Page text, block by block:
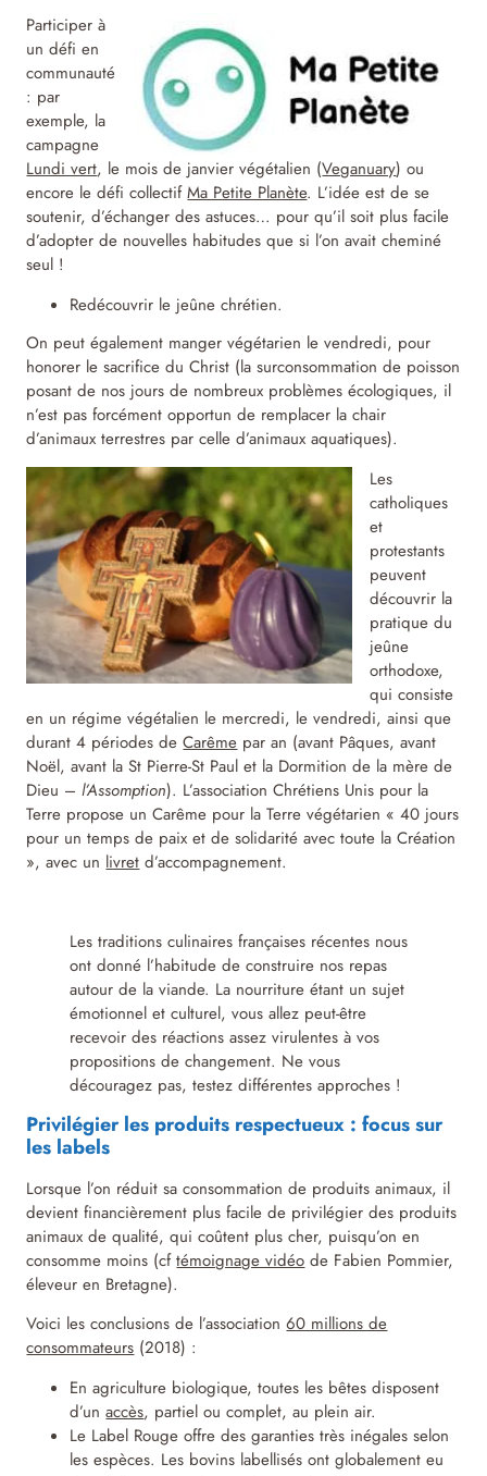
Participer à
un défi en
communauté
: par
exemple, la
campagne
Lundi vert, le mois de janvier végétalien (Veganuary) ou
encore le défi collectifMa Petite Planète. L’idée est de se
soutenir, d’échanger des astuces… pour qu’il soit plus facile
d’adopter de nouvelles habitudes que si l’on avait cheminé
seul !
Redécouvrir le jeûne chrétien.
On peut également manger végétarien le vendredi, pour
honorer le sacrifice du Christ (la surconsommation de poisson
posant de nos jours de nombreux problèmes écologiques, il
n’est pas forcément opportun de remplacer la chair
d’animaux terrestres par celle d’animaux aquatiques).
Les
catholiques
et
protestants
peuvent
découvrir la
pratique du
jeûne
orthodoxe,
qui consiste
en un régime végétalien le mercredi, le vendredi, ainsi que
durant 4 périodes deCarême par an (avant Pâques, avant
Noël, avant la St Pierre-St Paul et la Dormition de la mère de
Dieu –l’Assomption). L’association Chrétiens Unis pour la
Terre propose un Carême pour la Terre végétarien « 40 jours
pour un temps de paix et de solidarité avec toute la Création
», avec un livret d’accompagnement.
Les traditions culinaires françaises récentes nous
ont donné l’habitude de construire nos repas
autour de la viande. La nourriture étant un sujet
émotionnel et culturel, vous allez peut-être
recevoir des réactions assez virulentes à vos
propositions de changement. Ne vous
découragez pas, testez différentes approches !
Privilégier les produits respectueux : focus sur
les labels
Lorsque l’on réduit sa consommation de produits animaux, il
devient financièrement plus facile de privilégier des produits
animaux de qualité, qui coûtent plus cher, puisqu’on en
consomme moins (cftémoignage vidéo de Fabien Pommier,
éleveur en Bretagne).
Voici les conclusions de l’association60 millions de
consommateurs(2018) :
En agriculture biologique, toutes les bêtes disposent
d’unaccès, partiel ou complet, au plein air.
Le Label Rouge offre des garanties très inégales selon
les espèces. Les bovins labellisés ont globalement eu